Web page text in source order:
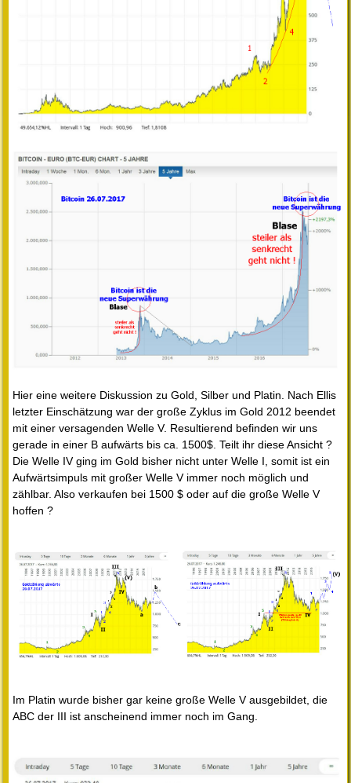
Hier eine weitere Diskussion zu Gold, Silber und Platin. Nach Ellis
letzter Einschätzung war der große Zyklus im Gold 2012 beendet
mit einer versagenden Welle V. Resultierend befinden wir uns
gerade in einer B aufwärts bis ca. 1500$. Teilt ihr diese Ansicht ?
Die Welle IV ging im Gold bisher nicht unter Welle I, somit ist ein
Aufwärtsimpuls mit großer Welle V immer noch möglich und
zählbar. Also verkaufen bei 1500 $ oder auf die große Welle V
hoffen ?
Im Platin wurde bisher gar keine große Welle V ausgebildet, die
ABC der III ist anscheinend immer noch im Gang.